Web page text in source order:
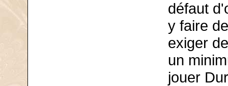
défaut
y faire
exiger
un
jouer